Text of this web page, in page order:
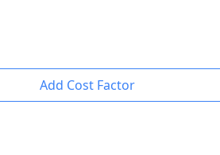
Add Cost Factor